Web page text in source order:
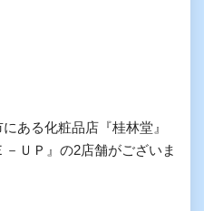
ある化粧品店『桂林堂』
ＵＰ』の2店舗がございま